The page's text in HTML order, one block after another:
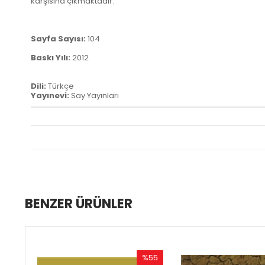
Sayfa Sayısı: 104
Baskı Yılı: 2012
Dili: Türkçe
Yayınevi: Say Yayınları
BENZER ÜRÜNLER
%50